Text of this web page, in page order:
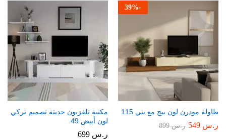
-
39%
طاولة مودرن لون بيج مع بني 115
ر.س ر.س899
مكتبة تلفزيون حديثة تصميم تركي
لون أبيض 49
ر.س